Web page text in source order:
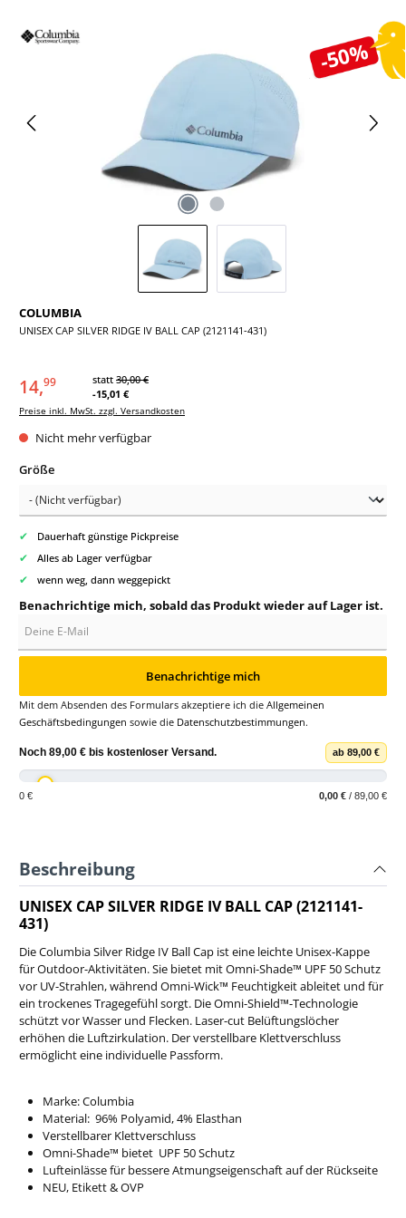
-50%
Bildergalerie überspringen
COLUMBIA
UNISEX CAP SILVER RIDGE IV BALL CAP (2121141-431)
14,99 statt 30,00 €
-15,01 €
Preise inkl. MwSt. zzgl. Versandkosten
Nicht mehr verfügbar
Größeauswählen
✔ Dauerhaft günstige Pickpreise
✔ Alles ab Lager verfügbar
✔ wenn weg, dann weggepickt
Benachrichtige mich, sobald das Produkt wieder auf Lager ist.
Benachrichtige mich
Mit dem Absenden des Formulars akzeptiere ich die Allgemeinen
Geschäftsbedingungen sowie die Datenschutzbestimmungen.
Noch 89,00 € bis kostenloser Versand. ab 89,00 €
0 € 0,00 € / 89,00 €
Beschreibung
UNISEX CAP SILVER RIDGE IV BALL CAP (2121141-
431)
Die Columbia Silver Ridge IV Ball Cap ist eine leichte Unisex-Kappe
für Outdoor-Aktivitäten. Sie bietet mit Omni-Shade™ UPF 50 Schutz
vor UV-Strahlen, während Omni-Wick™ Feuchtigkeit ableitet und für
ein trockenes Tragegefühl sorgt. Die Omni-Shield™-Technologie
schützt vor Wasser und Flecken. Laser-cut Belüftungslöcher
erhöhen die Luftzirkulation. Der verstellbare Klettverschluss
ermöglicht eine individuelle Passform.
Marke: Columbia
Material: 96% Polyamid, 4% Elasthan
Verstellbarer Klettverschluss
Omni-Shade™ bietet UPF 50 Schutz
Lufteinlässe für bessere Atmungseigenschaft auf der Rückseite
NEU, Etikett & OVP